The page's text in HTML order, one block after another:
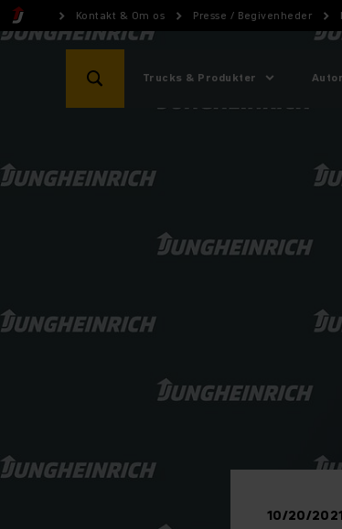
Kontakt & Om os Presse / Begivenheder
Trucks & Produkter
10/20/2021